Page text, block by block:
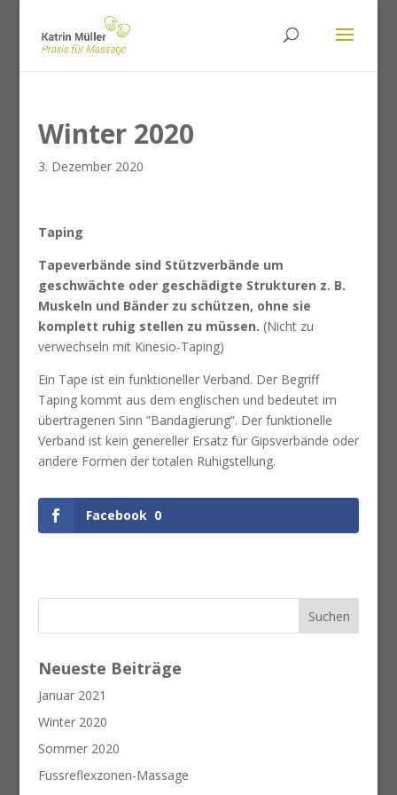
Winter 2020
3. Dezember 2020
Taping
Tapeverbände sind Stützverbände um
geschwächte oder geschädigte Strukturen z. B.
Muskeln und Bänder zu schützen, ohne sie
komplett ruhig stellen zu müssen. (Nicht zu
verwechseln mit Kinesio-Taping)
Ein Tape ist ein funktioneller Verband. Der Begriff
Taping kommt aus dem englischen und bedeutet im
übertragenen Sinn ”Bandagierung”. Der funktionelle
Verband ist kein genereller Ersatz für Gipsverbände oder
andere Formen der totalen Ruhigstellung.
Facebook 0
Neueste Beiträge
Januar 2021
Winter 2020
Sommer 2020
Fussreflexzonen-Massage